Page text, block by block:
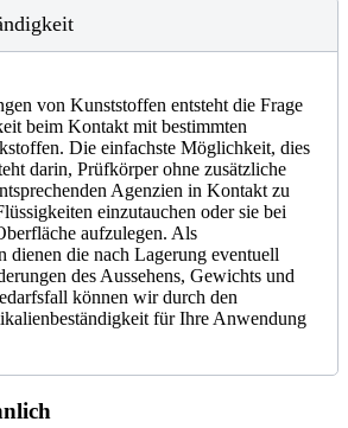
von Kunststoffen entsteht die Frage
beim Kontakt mit bestimmten
Die einfachste Möglichkeit, dies
darin, Prüfkörper ohne zusätzliche
Agenzien in Kontakt zu
einzutauchen oder sie bei
aufzulegen. Als
dienen die nach Lagerung eventuell
des Aussehens, Gewichts und
können wir durch den
für Ihre Anwendung